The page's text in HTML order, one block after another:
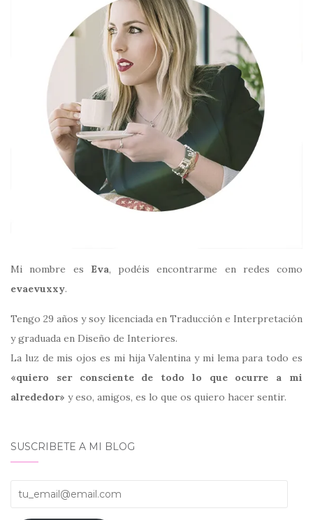
Mi nombre es Eva, podéis encontrarme en redes como
evaevuxxy.
Tengo 29 años y soy licenciada en Traducción e Interpretación
y graduada en Diseño de Interiores.
La luz de mis ojos es mi hija Valentina y mi lema para todo es
«quiero ser consciente de todo lo que ocurre a mi
alrededor» y eso, amigos, es lo que os quiero hacer sentir.
SUSCRIBETE A MI BLOG
tu_email@email.com